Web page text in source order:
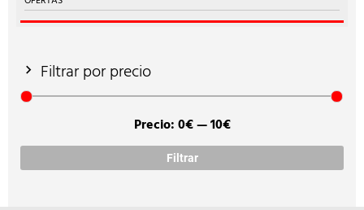
Filtrar por precio
Filtrar
Precio:0€—10€